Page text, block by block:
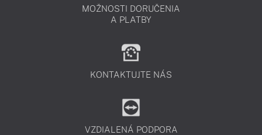
MOŽNOSTI DORUČENIA
A PLATBY
KONTAKTUJTE NÁS
VZDIALENÁ PODPORA